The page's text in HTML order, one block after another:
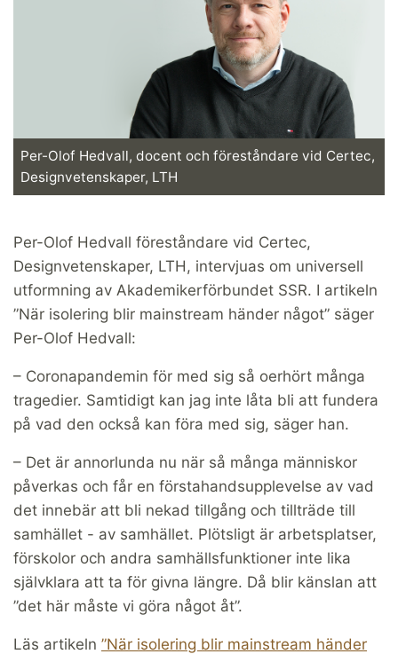
Per-Olof Hedvall, docent och föreståndare vid Certec,
Designvetenskaper, LTH
Per-Olof Hedvall föreståndare vid Certec,
Designvetenskaper, LTH, intervjuas om universell
utformning av Akademikerförbundet SSR. I artikeln
”När isolering blir mainstream händer något” säger
Per-Olof Hedvall:
– Coronapandemin för med sig så oerhört många
tragedier. Samtidigt kan jag inte låta bli att fundera
på vad den också kan föra med sig, säger han.
– Det är annorlunda nu när så många människor
påverkas och får en förstahandsupplevelse av vad
det innebär att bli nekad tillgång och tillträde till
samhället - av samhället. Plötsligt är arbetsplatser,
förskolor och andra samhällsfunktioner inte lika
självklara att ta för givna längre. Då blir känslan att
”det här måste vi göra något åt”.
Läs artikeln ”När isolering blir mainstream händer